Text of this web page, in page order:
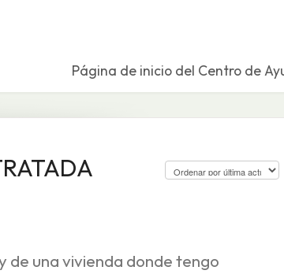
Página de inicio del Centro de
de una vivienda donde tengo